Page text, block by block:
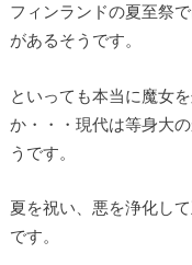
フィンランドの夏至祭
があるそうです。
といっても本当に魔女
か・・・現代は等身大
うです。
夏を祝い、悪を浄化し
です。